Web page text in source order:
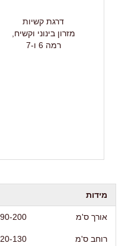
דרגת קשיות
מזרון בינוני וקשיח,
רמה 6 ו-7
מידות
אורך ס'מ 200
רוחב ס'מ 130